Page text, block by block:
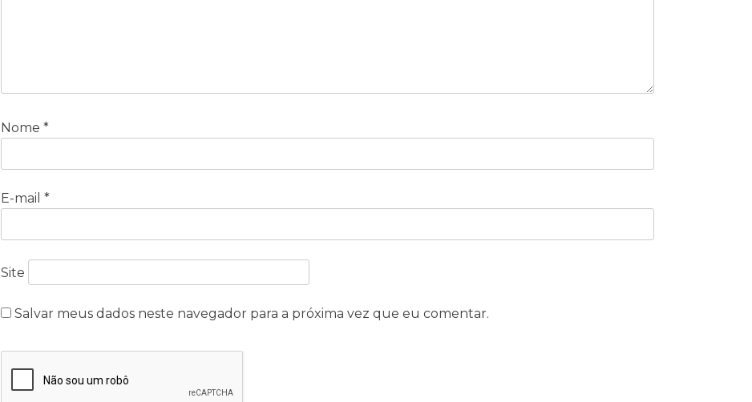
Nome *
E-mail *
Site
Salvar meus dados neste navegador para a próxima vez que eu comentar.